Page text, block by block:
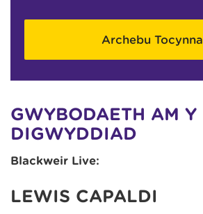
Archebu
GWYBODAETH AM Y
DIGWYDDIAD
Blackweir Live:
LEWIS CAPALDI